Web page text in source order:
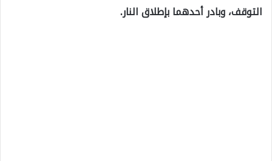
التوقف، وبادر أحدهما بإطلاق النار.